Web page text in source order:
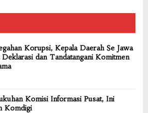
Korupsi, Kepala Daerah Se Jawa
Deklarasi dan Tandatangani Komitmen
Komisi Informasi Pusat, Ini
Komdigi